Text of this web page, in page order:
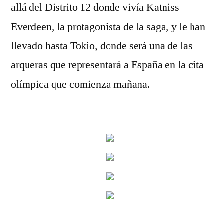
allá del Distrito 12 donde vivía Katniss
Everdeen, la protagonista de la saga, y le han
llevado hasta Tokio, donde será una de las
arqueras que representará a España en la cita
olímpica que comienza mañana.